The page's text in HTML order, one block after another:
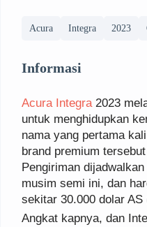
Acura Integra 2023
Informasi
Acura Integra2023
untuk menghidupkan
nama yang pertama
brand premium
Pengiriman
musim semi ini, dan
sekitar 30.000 dolar AS
Angkat kapnya, dan